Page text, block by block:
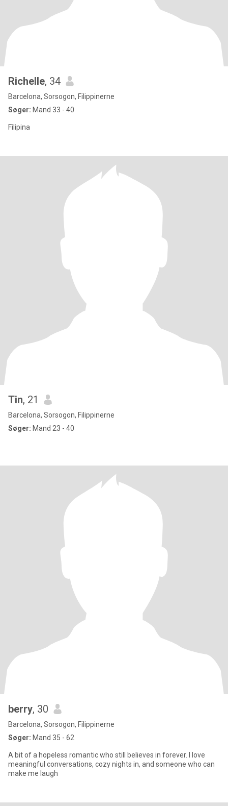
Richelle, 34
Barcelona, Sorsogon, Filippinerne
Søger: Mand 33 - 40
Filipina
Tin, 21
Barcelona, Sorsogon, Filippinerne
Søger: Mand 23 - 40
berry, 30
Barcelona, Sorsogon, Filippinerne
Søger: Mand 35 - 62
A bit of a hopeless romantic who still believes in forever. I love
meaningful conversations, cozy nights in, and someone who can
make me laugh